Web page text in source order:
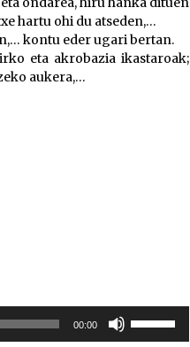
hartu ohi du atseden,…
kontu eder ugari bertan.
eta akrobazia ikastaroak;
aukera,…
00:00